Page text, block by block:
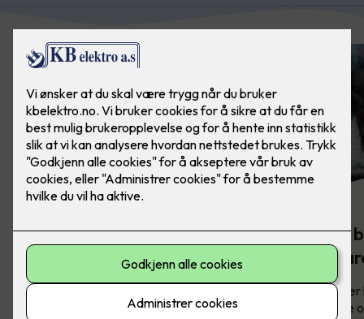
Komfyrvakt -
brannsikkerhet på
kjøkkenet
Slik sikrer du
mot
Brannsikring
derfor viktig å vite